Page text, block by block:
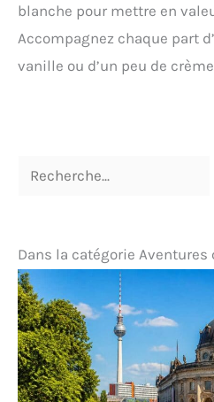
blanche pour mettre en
Accompagnez chaque part
vanille ou d’un peu de
Dans la catégorie